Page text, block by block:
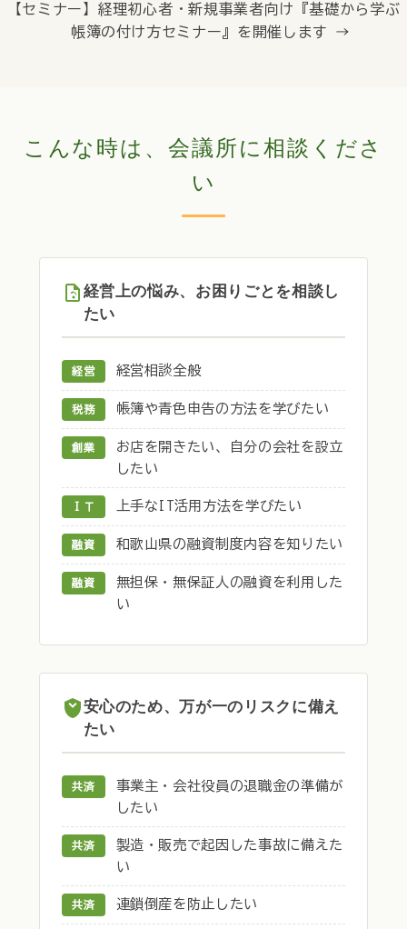
【セミナー】経理初心者・新規事業者向け『基礎から学ぶ
帳簿の付け方セミナー』を開催します →
こんな時は、会議所に相談くださ
い
経営上の悩み、お困りごとを相談し
たい
経営 経営相談全般
税務 帳簿や青色申告の方法を学びたい
創業
お店を開きたい、自分の会社を設立
したい
ＩＴ 上手なIT活用方法を学びたい
融資 和歌山県の融資制度内容を知りたい
融資
無担保・無保証人の融資を利用した
い
安心のため、万が一のリスクに備え
たい
共済
事業主・会社役員の退職金の準備が
したい
共済
製造・販売で起因した事故に備えた
い
共済 連鎖倒産を防止したい